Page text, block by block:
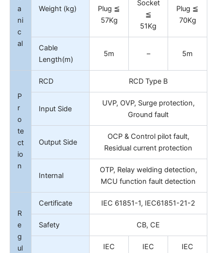
a
ni
c
al
Weight (kg)
Plug ≦
57Kg
Socket
≦
51Kg
Plug ≦
70Kg
Cable
Length(m)
5m – 5m
P
r
o
te
ct
io
n
RCD RCD Type B
Input Side
UVP, OVP, Surge protection,
Ground fault
Output Side
OCP & Control pilot fault,
Residual current protection
Internal
OTP, Relay welding detection,
MCU function fault detection
R
e
g
ul
Certificate IEC 61851-1, IEC61851-21-2
Safety CB, CE
IEC
IEC
IEC